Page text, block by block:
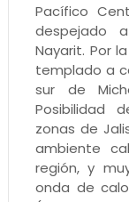
Pacífico
despejado
Nayarit. Por
templado a
sur de
Posibilidad
zonas de
ambiente
región, y
onda de